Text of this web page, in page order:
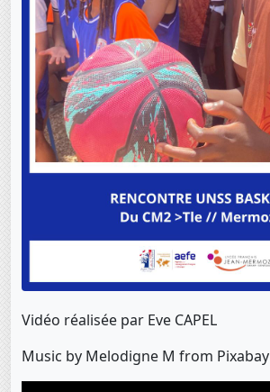
Vidéo réalisée par Eve CAPEL
Music by Melodigne M from Pixabay